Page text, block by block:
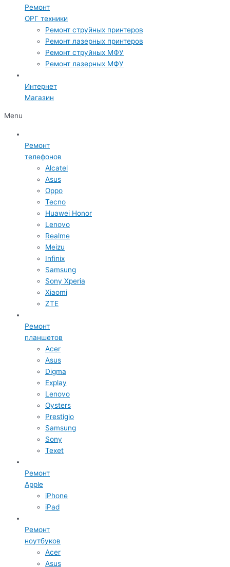
Ремонт
ОРГ техники
Ремонт струйных принтеров
Ремонт лазерных принтеров
Ремонт струйных МФУ
Ремонт лазерных МФУ
Интернет
Магазин
Menu
Ремонт
телефонов
Alcatel
Asus
Oppo
Tecno
Huawei Honor
Lenovo
Realme
Meizu
Infinix
Samsung
Sony Xperia
Xiaomi
ZTE
Ремонт
планшетов
Acer
Asus
Digma
Explay
Lenovo
Oysters
Prestigio
Samsung
Sony
Texet
Ремонт
Apple
iPhone
iPad
Ремонт
ноутбуков
Acer
Asus